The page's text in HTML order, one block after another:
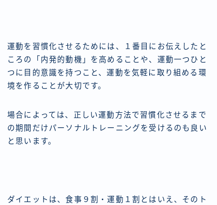
運動を習慣化させるためには、１番目にお伝えしたと
ころの「内発的動機」を高めることや、運動一つひと
つに目的意識を持つこと、運動を気軽に取り組める環
境を作ることが大切です。
場合によっては、正しい運動方法で習慣化させるまで
の期間だけパーソナルトレーニングを受けるのも良い
と思います。
ダイエットは、食事９割・運動１割とはいえ、そのト